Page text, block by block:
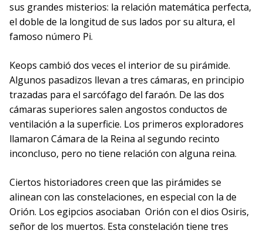
sus grandes misterios: la relación matemática perfecta,
el doble de la longitud de sus lados por su altura, el
famoso número Pi.
Keops cambió dos veces el interior de su pirámide.
Algunos pasadizos llevan a tres cámaras, en principio
trazadas para el sarcófago del faraón. De las dos
cámaras superiores salen angostos conductos de
ventilación a la superficie. Los primeros exploradores
llamaron Cámara de la Reina al segundo recinto
inconcluso, pero no tiene relación con alguna reina.
Ciertos historiadores creen que las pirámides se
alinean con las constelaciones, en especial con la de
Orión. Los egipcios asociaban Orión con el dios Osiris,
señor de los muertos. Esta constelación tiene tres